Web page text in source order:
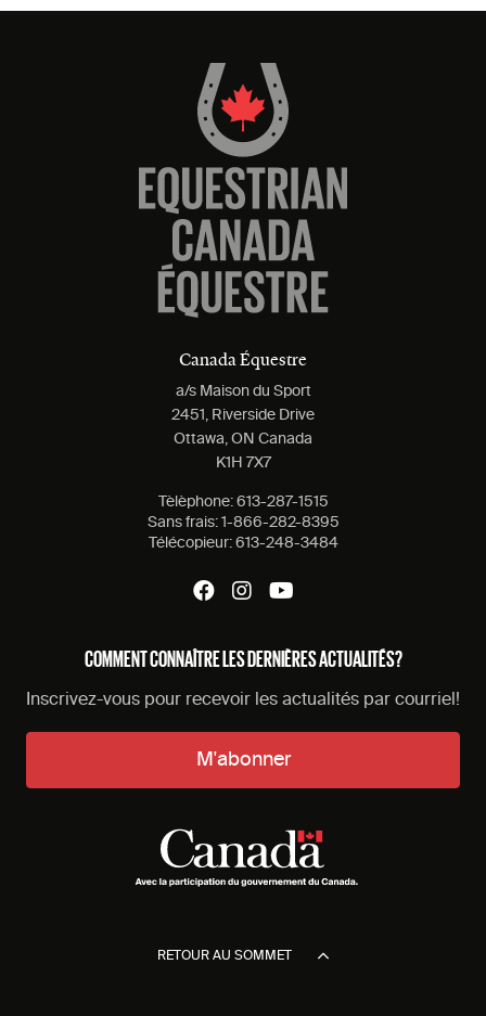
Canada Équestre
a/s Maison du Sport
2451, Riverside Drive
Ottawa, ON Canada
K1H 7X7
Tèlèphone: 613-287-1515
Sans frais: 1-866-282-8395
Télécopieur: 613-248-3484
COMMENT CONNAÎTRE LES DERNIÈRES ACTUALITÉS?
Inscrivez-vous pour recevoir les actualités par courriel!
M'abonner
RETOUR AU SOMMET